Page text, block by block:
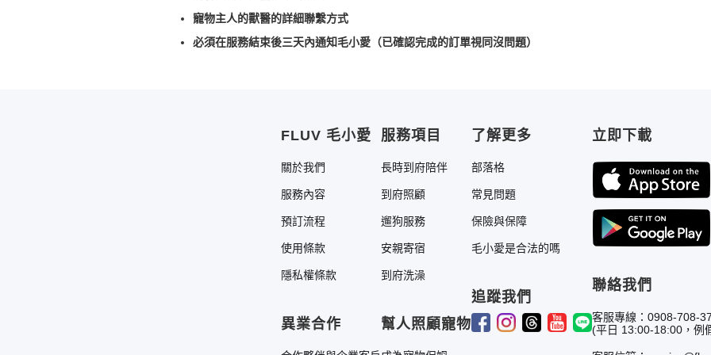
寵物主人的獸醫的詳細聯繫方式
必須在服務結束後三天內通知毛小愛（已確認完成的訂單視同沒問題）
FLUV 毛小愛
關於我們
服務內容
預訂流程
使用條款
隱私權條款
異業合作
服務項目
長時到府陪伴
到府照顧
遛狗服務
安親寄宿
到府洗澡
幫人照顧寵物
了解更多
部落格
常見問題
保險與保障
毛小愛是合法的嗎
追蹤我們
立即下載
聯絡我們
客服專線：0908-708-
(平日 13:00-18:00，例